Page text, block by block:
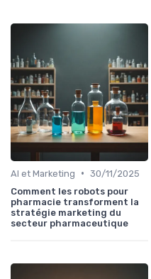
AI et Marketing • 30/11/2025
Comment les robots pour
pharmacie transforment la
stratégie marketing du
secteur pharmaceutique